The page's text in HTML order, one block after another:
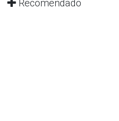
Recomendado